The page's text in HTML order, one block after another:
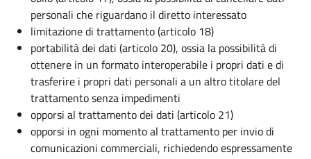
personali che riguardano il diretto interessato
limitazione di trattamento (articolo 18)
portabilità dei dati (articolo 20), ossia la possibilità di
ottenere in un formato interoperabile i propri dati e di
trasferire i propri dati personali a un altro titolare del
trattamento senza impedimenti
opporsi al trattamento dei dati (articolo 21)
opporsi in ogni momento al trattamento per invio di
comunicazioni commerciali, richiedendo espressamente